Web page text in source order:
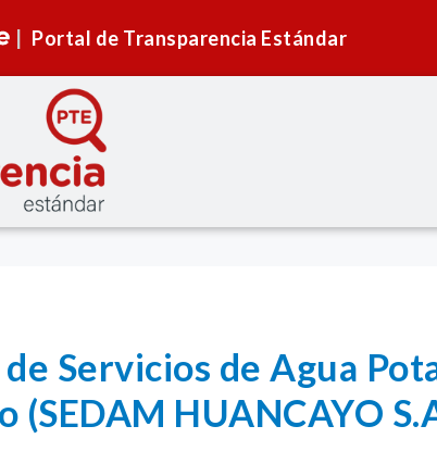
Portal de Transparencia Estándar
de Servicios de Agua
(SEDAM HUANCAYO